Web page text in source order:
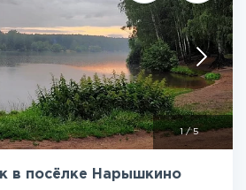
1/5
в посёлке Нарышкино